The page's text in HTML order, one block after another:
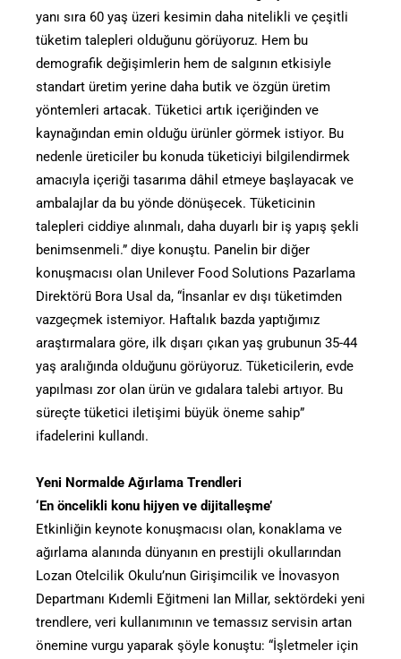
yanı sıra 60 yaş üzeri kesimin daha nitelikli ve çeşitli
tüketim talepleri olduğunu görüyoruz. Hem bu
demografik değişimlerin hem de salgının etkisiyle
standart üretim yerine daha butik ve özgün üretim
yöntemleri artacak. Tüketici artık içeriğinden ve
kaynağından emin olduğu ürünler görmek istiyor. Bu
nedenle üreticiler bu konuda tüketiciyi bilgilendirmek
amacıyla içeriği tasarıma dâhil etmeye başlayacak ve
ambalajlar da bu yönde dönüşecek. Tüketicinin
talepleri ciddiye alınmalı, daha duyarlı bir iş yapış şekli
benimsenmeli.” diye konuştu. Panelin bir diğer
konuşmacısı olan Unilever Food Solutions Pazarlama
Direktörü Bora Usal da, “İnsanlar ev dışı tüketimden
vazgeçmek istemiyor. Haftalık bazda yaptığımız
araştırmalara göre, ilk dışarı çıkan yaş grubunun 35-44
yaş aralığında olduğunu görüyoruz. Tüketicilerin, evde
yapılması zor olan ürün ve gıdalara talebi artıyor. Bu
süreçte tüketici iletişimi büyük öneme sahip”
ifadelerini kullandı.
Yeni Normalde Ağırlama Trendleri
‘En öncelikli konu hijyen ve dijitalleşme’
Etkinliğin keynote konuşmacısı olan, konaklama ve
ağırlama alanında dünyanın en prestijli okullarından
Lozan Otelcilik Okulu’nun Girişimcilik ve İnovasyon
Departmanı Kıdemli Eğitmeni Ian Millar, sektördeki yeni
trendlere, veri kullanımının ve temassız servisin artan
önemine vurgu yaparak şöyle konuştu: “İşletmeler için